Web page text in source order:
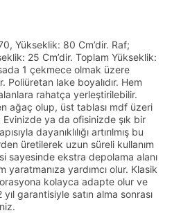
Yükseklik: 80 Cm’dir. Raf;
25 Cm’dir. Toplam Yükseklik:
1 çekmece olmak üzere
lake boyalıdır. Hem
rahatça yerleştirilebilir.
ağaç olup, üst tablası mdf üzeri
ya da ofisinizde şık bir
dayanıklılığı artırılmış bu
üretilerek uzun süreli kullanım
sayesinde ekstra depolama alanı
yardımcı olur. Klasik
kolayca adapte olur ve
garantisiyle satın alma sonrası